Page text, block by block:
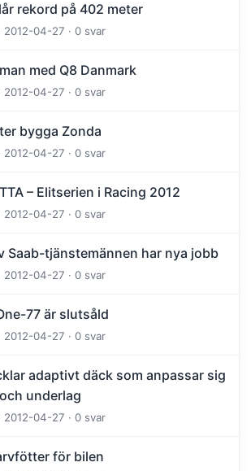
rekord på 402 meter
2012-04-27 · 0 svar
med Q8 Danmark
2012-04-27 · 0 svar
bygga Zonda
2012-04-27 · 0 svar
– Elitserien i Racing 2012
2012-04-27 · 0 svar
Saab-tjänstemännen har nya jobb
2012-04-27 · 0 svar
77 är slutsåld
2012-04-27 · 0 svar
adaptivt däck som anpassar sig
underlag
2012-04-27 · 0 svar
för bilen